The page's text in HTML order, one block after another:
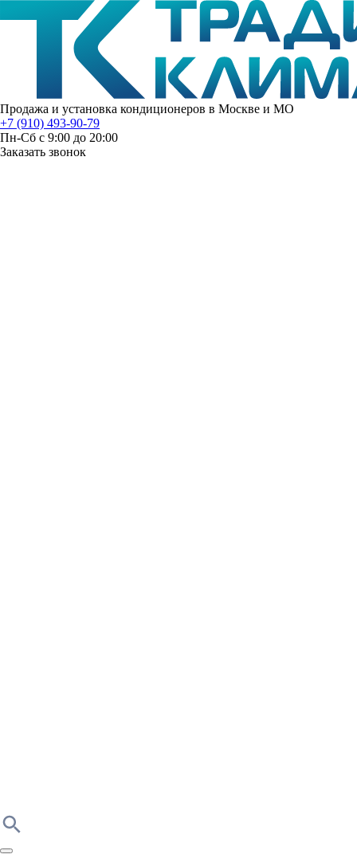
Продажа и установка кондиционеров в Москве и МО
+7 (910) 493-90-79
Пн-Сб с 9:00 до 20:00
Заказать звонок